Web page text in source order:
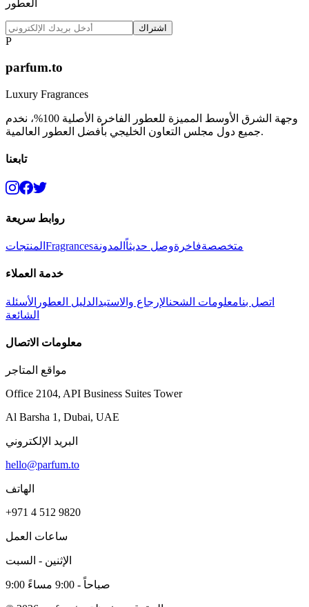
العطور
اشتراك
P
parfum.to
Luxury Fragrances
وجهة الشرق الأوسط المميزة للعطور الفاخرة الأصلية 100%، نخدم
جميع دول مجلس التعاون الخليجي بأفضل العطور العالمية.
تابعنا
روابط سريعة
المنتجات Fragrances متخصصةفاخرةوصل حديثاً المدونة
خدمة العملاء
اتصل بنامعلومات الشحنالإرجاع والاستبدالدليل العطور الأسئلة
الشائعة
معلومات الاتصال
مواقع المتاجر
Office 2104, API Business Suites Tower
Al Barsha 1, Dubai, UAE
البريد الإلكتروني
hello@parfum.to
الهاتف
+971 4 512 9820
ساعات العمل
الإثنين - السبت
9:00 صباحاً - 9:00 مساءً